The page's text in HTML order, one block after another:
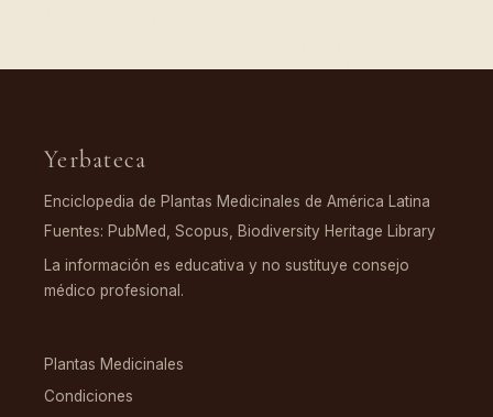
Yerbateca
Enciclopedia de Plantas Medicinales de América Latina
Fuentes: PubMed, Scopus, Biodiversity Heritage Library
La información es educativa y no sustituye consejo
médico profesional.
Plantas Medicinales
Condiciones